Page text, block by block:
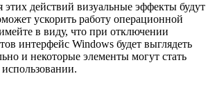
действий визуальные эффекты будут
ускорить работу операционной
в виду, что при отключении
интерфейс Windows будет выглядеть
и некоторые элементы могут стать